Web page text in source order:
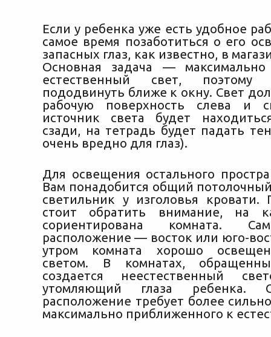
Если у ребенка уже есть удобное
самое время позаботиться о его
запасных глаз, как известно, в
Основная задача — максимально
естественный свет,
пододвинуть ближе к окну. Свет
рабочую поверхность слева и
источник света будет
сзади, на тетрадь будет падать
очень вредно для глаз).
Для освещения остального
Вам понадобится общий
светильник у изголовья кровати.
стоит обратить внимание, на
сориентирована комната.
расположение — восток или юго-
утром комната хорошо
светом. В комнатах,
создается неестественный
утомляющий глаза ребенка.
расположение требует более
максимально приближенного к